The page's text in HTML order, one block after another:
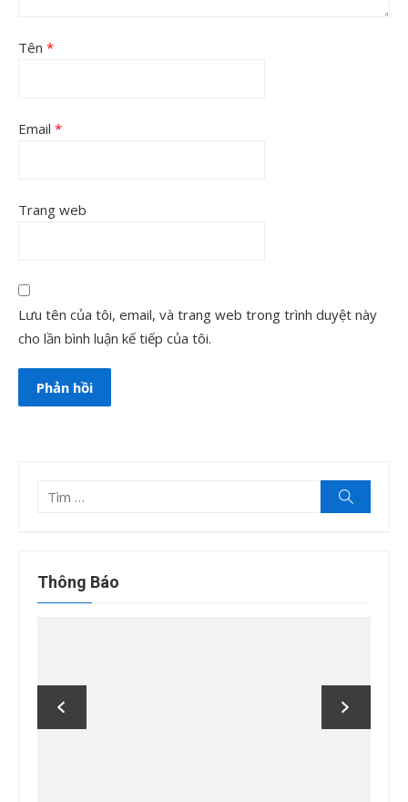
Tên *
Email *
Trang web
Lưu tên của tôi, email, và trang web trong trình duyệt này
cho lần bình luận kế tiếp của tôi.
Tìm
kiếm
Thông Báo